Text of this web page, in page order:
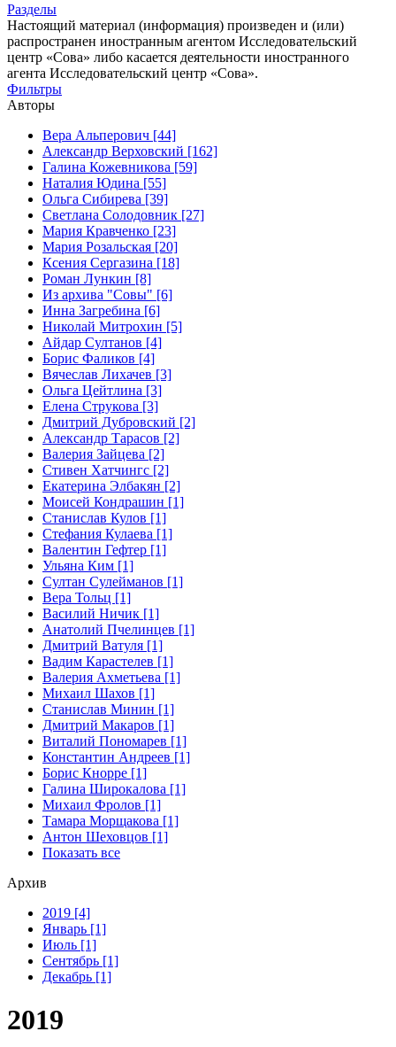
Разделы
Настоящий материал (информация) произведен и (или)
распространен иностранным агентом Исследовательский
центр «Сова» либо касается деятельности иностранного
агента Исследовательский центр «Сова».
Фильтры
Авторы
Вера Альперович [44]
Александр Верховский [162]
Галина Кожевникова [59]
Наталия Юдина [55]
Ольга Сибирева [39]
Светлана Солодовник [27]
Мария Кравченко [23]
Мария Розальская [20]
Ксения Сергазина [18]
Роман Лункин [8]
Из архива "Совы" [6]
Инна Загребина [6]
Николай Митрохин [5]
Айдар Султанов [4]
Борис Фаликов [4]
Вячеслав Лихачев [3]
Ольга Цейтлина [3]
Елена Струкова [3]
Дмитрий Дубровский [2]
Александр Тарасов [2]
Валерия Зайцева [2]
Стивен Хатчингс [2]
Екатерина Элбакян [2]
Моисей Кондрашин [1]
Станислав Кулов [1]
Стефания Кулаева [1]
Валентин Гефтер [1]
Ульяна Ким [1]
Султан Сулейманов [1]
Верa Тольц [1]
Василий Ничик [1]
Анатолий Пчелинцев [1]
Дмитрий Ватуля [1]
Вадим Карастелев [1]
Валерия Ахметьева [1]
Михаил Шахов [1]
Станислав Минин [1]
Дмитрий Макаров [1]
Виталий Пономарев [1]
Константин Андреев [1]
Борис Кнорре [1]
Галина Широкалова [1]
Михаил Фролов [1]
Тамара Морщакова [1]
Антон Шеховцов [1]
Показать все
Архив
2019 [4]
Январь [1]
Июль [1]
Сентябрь [1]
Декабрь [1]
2019